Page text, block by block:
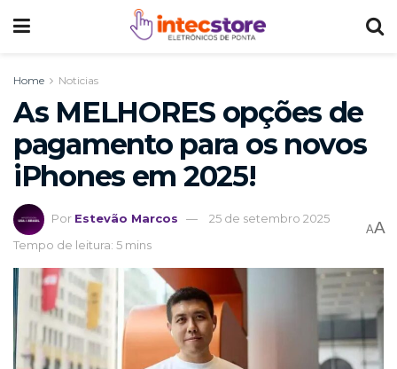
Home Noticias
As MELHORES opções de
pagamento para os novos
iPhones em 2025!
Por Estevão Marcos
25 de setembro 2025
Tempo de leitura: 5 mins
AA